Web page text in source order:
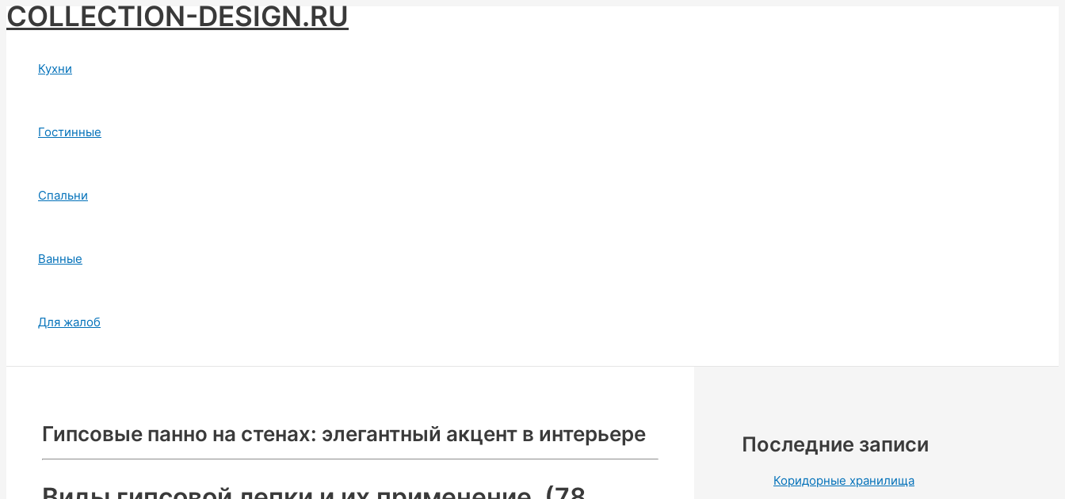
Skip
to
COLLECTION-DESIGN.RU
Кухни
Гостинные
Спальни
Ванные
Для жалоб
Гипсовые панно на стенах: элегантный акцент в интерьере Последние записи
Коридорные хранилища